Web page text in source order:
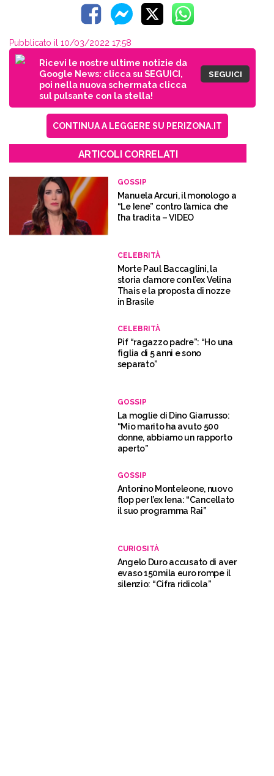
Pubblicato il 10/03/2022 17:58
Ricevi le nostre ultime notizie da
Google News: clicca su SEGUICI,
poi nella nuova schermata clicca
sul pulsante con la stella!
SEGUICI
CONTINUA A LEGGERE SU PERIZONA.IT
ARTICOLI CORRELATI
GOSSIP
Manuela Arcuri, il monologo a
“Le Iene” contro l’amica che
l’ha tradita – VIDEO
CELEBRITÀ
Morte Paul Baccaglini, la
storia d’amore con l’ex Velina
Thais e la proposta di nozze
in Brasile
CELEBRITÀ
Pif “ragazzo padre”: “Ho una
figlia di 5 anni e sono
separato”
GOSSIP
La moglie di Dino Giarrusso:
“Mio marito ha avuto 500
donne, abbiamo un rapporto
aperto”
GOSSIP
Antonino Monteleone, nuovo
flop per l’ex Iena: “Cancellato
il suo programma Rai”
CURIOSITÀ
Angelo Duro accusato di aver
evaso 150mila euro rompe il
silenzio: “Cifra ridicola”